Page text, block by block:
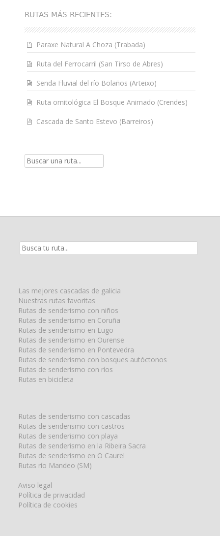
RUTAS MÁS RECIENTES:
Paraxe Natural A Choza (Trabada)
Ruta del Ferrocarril (San Tirso de Abres)
Senda Fluvial del río Bolaños (Arteixo)
Ruta ornitológica El Bosque Animado (Crendes)
Cascada de Santo Estevo (Barreiros)
Resultados
Las mejores cascadas de galicia
Nuestras rutas favoritas
Rutas de senderismo con niños
Rutas de senderismo en Coruña
Rutas de senderismo en Lugo
Rutas de senderismo en Ourense
Rutas de senderismo en Pontevedra
Rutas de senderismo con bosques autóctonos
Rutas de senderismo con ríos
Rutas en bicicleta
Rutas de senderismo con cascadas
Rutas de senderismo con castros
Rutas de senderismo con playa
Rutas de senderismo en la Ribeira Sacra
Rutas de senderismo en O Caurel
Rutas río Mandeo (SM)
Aviso legal
Política de privacidad
Política de cookies